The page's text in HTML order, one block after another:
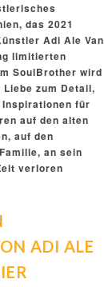
das 2021
Adi Ale Van
limitierten
SoulBrother wird
zum Detail,
Inspirationen für
auf den alten
auf den
an sein
verloren
ADI ALE